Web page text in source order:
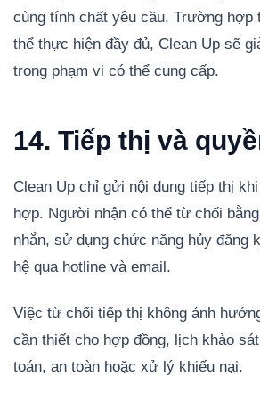
cùng tính chất yêu cầu. Trường hợp
thể thực hiện đầy đủ, Clean Up sẽ
trong phạm vi có thể cung cấp.
14. Tiếp thị và
Clean Up chỉ gửi nội dung tiếp thị
hợp. Người nhận có thể từ chối
nhắn, sử dụng chức năng hủy đăng
hệ qua hotline và email.
Việc từ chối tiếp thị không ảnh
cần thiết cho hợp đồng, lịch khảo
toán, an toàn hoặc xử lý khiếu nại.